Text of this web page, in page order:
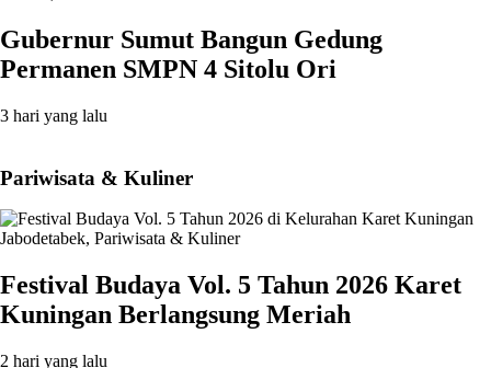
Gubernur Sumut Bangun Gedung
Permanen SMPN 4 Sitolu Ori
3 hari yang lalu
Pariwisata & Kuliner
Jabodetabek, Pariwisata & Kuliner
Festival Budaya Vol. 5 Tahun 2026 Karet
Kuningan Berlangsung Meriah
2 hari yang lalu